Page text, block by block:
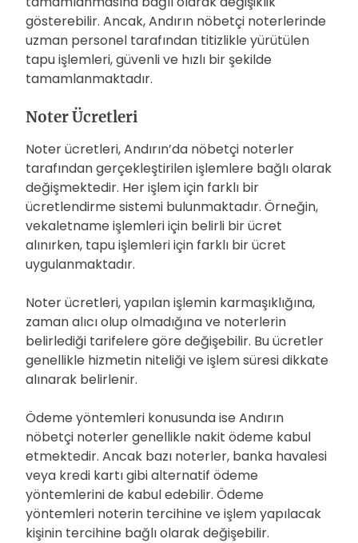
gösterebilir. Ancak, Andırın nöbetçi noterlerinde
uzman personel tarafından titizlikle yürütülen
tapu işlemleri, güvenli ve hızlı bir şekilde
tamamlanmaktadır.
Noter Ücretleri
Noter ücretleri, Andırın’da nöbetçi noterler
tarafından gerçekleştirilen işlemlere bağlı olarak
değişmektedir. Her işlem için farklı bir
ücretlendirme sistemi bulunmaktadır. Örneğin,
vekaletname işlemleri için belirli bir ücret
alınırken, tapu işlemleri için farklı bir ücret
uygulanmaktadır.
Noter ücretleri, yapılan işlemin karmaşıklığına,
zaman alıcı olup olmadığına ve noterlerin
belirlediği tarifelere göre değişebilir. Bu ücretler
genellikle hizmetin niteliği ve işlem süresi dikkate
alınarak belirlenir.
Ödeme yöntemleri konusunda ise Andırın
nöbetçi noterler genellikle nakit ödeme kabul
etmektedir. Ancak bazı noterler, banka havalesi
veya kredi kartı gibi alternatif ödeme
yöntemlerini de kabul edebilir. Ödeme
yöntemleri noterin tercihine ve işlem yapılacak
kişinin tercihine bağlı olarak değişebilir.